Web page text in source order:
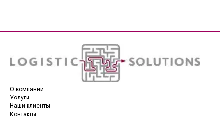
О компании
Услуги
Наши клиенты
Контакты